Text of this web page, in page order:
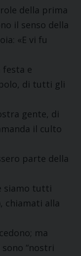
della prima
il senso della
«E vi fu
festa e
di tutti gli
gente, di
il culto
parte della
siamo tutti
chiamati alla
ma
“nostri